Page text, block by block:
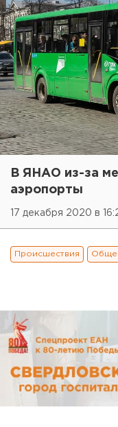
В ЯНАО из-за
аэропорты
17 декабря 2020 в
Происшествия